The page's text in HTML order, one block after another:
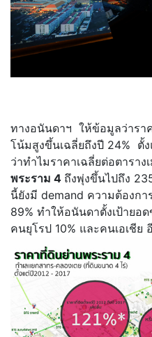
ทางอนันดาฯ ให้ข้อมูลว่ารา
โน้มสูงขึ้นเฉลี่ยถึงปี 24% ตั้
ว่าทำไมราคาเฉลี่ยต่อตารา
พระราม 4 ถึงพุ่งขึ้นไปถึง
นี้ยังมี demand ความต้องก
89% ทำให้อนันดาตั้งเป้ายอ
คนยุโรป 10% และคนเอเชีย